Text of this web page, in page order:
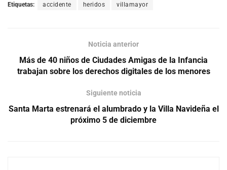
Etiquetas: accidente heridos villamayor
Noticia anterior
Más de 40 niños de Ciudades Amigas de la Infancia
trabajan sobre los derechos digitales de los menores
Siguiente noticia
Santa Marta estrenará el alumbrado y la Villa Navideña el
próximo 5 de diciembre